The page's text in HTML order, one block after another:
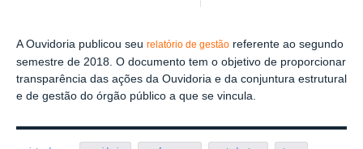
A Ouvidoria publicou seu relatório de gestão referente ao segundo
semestre de 2018. O documento tem o objetivo de proporcionar
transparência das ações da Ouvidoria e da conjuntura estrutural
e de gestão do órgão público a que se vincula.